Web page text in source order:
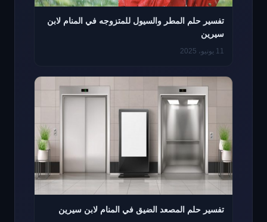
تفسير حلم المطر والسيول للمتزوجه في المنام لابن
سيرين
11 يونيو، 2025
تفسير حلم المصعد الضيق في المنام لابن سيرين